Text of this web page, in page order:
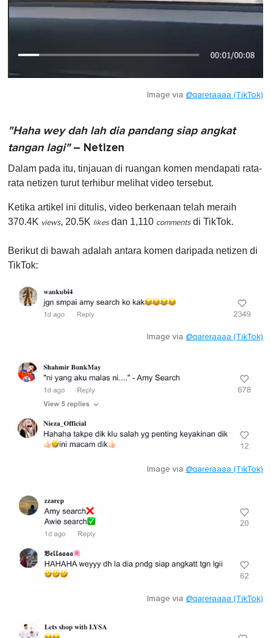
Image via @qareraaaa (TikTok)
"Haha wey dah lah dia pandang siap angkat
tangan lagi"– Netizen
Dalam pada itu, tinjauan di ruangan komen mendapati rata-
rata netizen turut terhibur melihat video tersebut.
Ketika artikel ini ditulis, video berkenaan telah meraih
370.4K views, 20.5K likesdan 1,110 commentsdi TikTok.
Berikut di bawah adalah antara komen daripada netizen di
TikTok:
Image via @qareraaaa (TikTok)
Image via @qareraaaa (TikTok)
Image via @qareraaaa (TikTok)